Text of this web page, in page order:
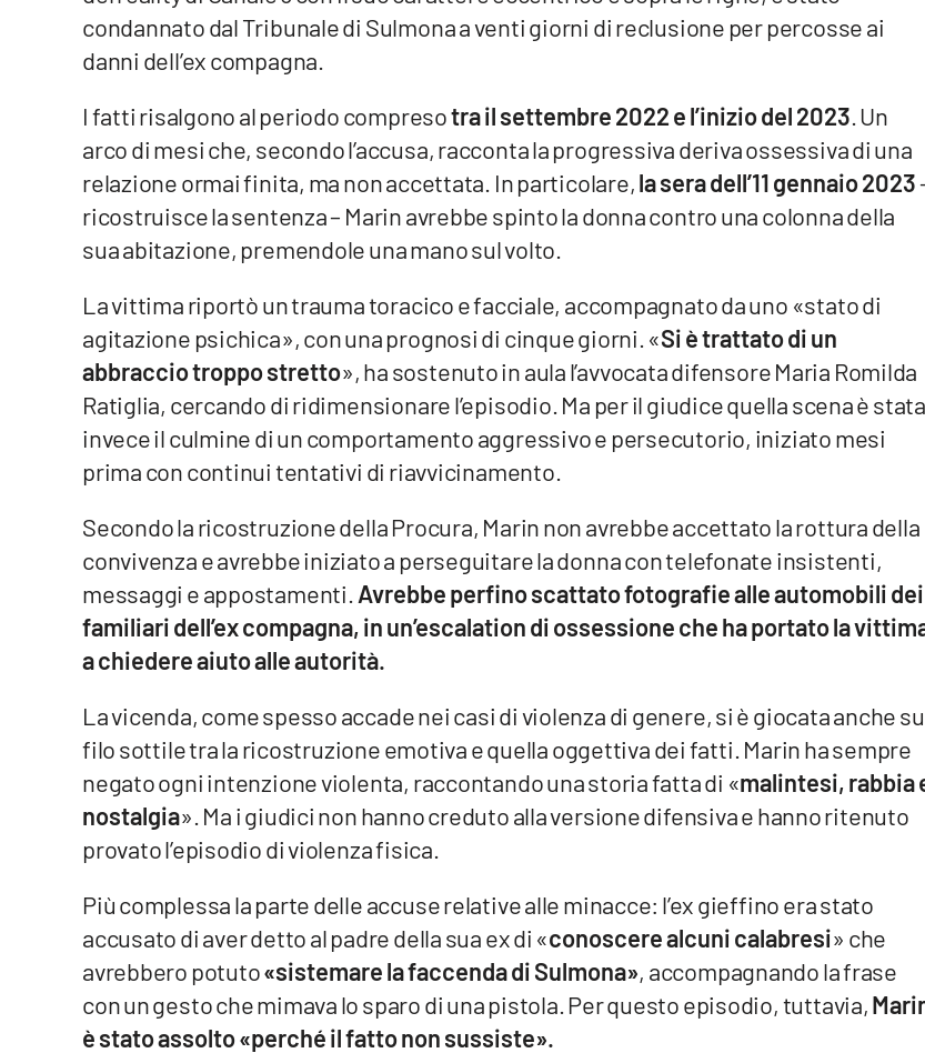
Streaming
LaC Network
Vibo Valentia
Reggio Calabria
Buona Sanità Calabria
Calabriavisione
condannato dal Tribunale di Sulmona a venti giorni di reclusione per percosse ai
danni dell’ex compagna.
I fatti risalgono al periodo compresotra il settembre 2022 e l’inizio del 2023 . Un
arco di mesi che, secondo l’accusa, racconta la progressiva deriva ossessiva di una
relazione ormai finita, ma non accettata. In particolare,la sera dell’11 gennaio 2023
ricostruisce la sentenza – Marin avrebbe spinto la donna contro una colonna della
sua abitazione, premendole una mano sul volto.
La vittima riportò un trauma toracico e facciale, accompagnato da uno «stato di
agitazione psichica», con una prognosi di cinque giorni. «Si è trattato di un
abbraccio troppo stretto», ha sostenuto in aula l’avvocata difensore Maria Romilda
Ratiglia, cercando di ridimensionare l’episodio. Ma per il giudice quella scena è stata
invece il culmine di un comportamento aggressivo e persecutorio, iniziato mesi
prima con continui tentativi di riavvicinamento.
Secondo la ricostruzione della Procura, Marin non avrebbe accettato la rottura della
convivenza e avrebbe iniziato a perseguitare la donna con telefonate insistenti,
messaggi e appostamenti. Avrebbe perfino scattato fotografie alle automobili dei
familiari dell’ex compagna, in un’escalation di ossessione che ha portato la
a chiedere aiuto alle autorità.
La vicenda, come spesso accade nei casi di violenza di genere, si è giocata anche
filo sottile tra la ricostruzione emotiva e quella oggettiva dei fatti. Marin ha sempre
negato ogni intenzione violenta, raccontando una storia fatta di «malintesi, rabbia
nostalgia». Ma i giudici non hanno creduto alla versione difensiva e hanno ritenuto
provato l’episodio di violenza fisica.
Più complessa la parte delle accuse relative alle minacce: l’ex gieffino era stato
accusato di aver detto al padre della sua ex di «conoscere alcuni calabresi» che
avrebbero potuto«sistemare la faccenda di Sulmona», accompagnando la frase
con un gesto che mimava lo sparo di una pistola. Per questo episodio, tuttavia,
è stato assolto «perché il fatto non sussiste».